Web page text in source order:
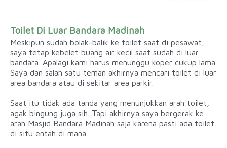
Toilet Di Luar Bandara Madinah
Meskipun sudah bolak-balik ke toilet saat di pesawat,
saya tetap kebelet buang air kecil saat sudah di luar
bandara. Apalagi kami harus menunggu koper cukup lama.
Saya dan salah satu teman akhirnya mencari toilet di luar
area bandara atau di sekitar area parkir.
Saat itu tidak ada tanda yang menunjukkan arah toilet,
agak bingung juga sih. Tapi akhirnya saya bergerak ke
arah Masjid Bandara Madinah saja karena pasti ada toilet
di situ entah di mana.